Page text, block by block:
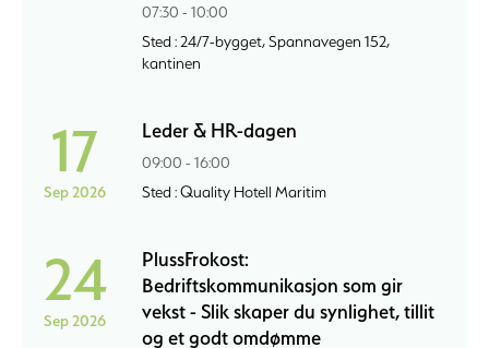
07:30 - 10:00
Sted : 24/7-bygget, Spannavegen 152,
kantinen
17
Sep 2026
Leder & HR-dagen
09:00 - 16:00
Sted : Quality Hotell Maritim
24
Sep 2026
PlussFrokost:
Bedriftskommunikasjon som gir
vekst - Slik skaper du synlighet, tillit
og et godt omdømme